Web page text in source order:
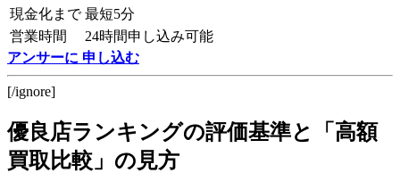
現金化まで 最短5分
営業時間
24時間申し込み可能
アンサーに 申し込む
[/ignore]
優良店ランキングの評価基準と「高額
買取比較」の見方